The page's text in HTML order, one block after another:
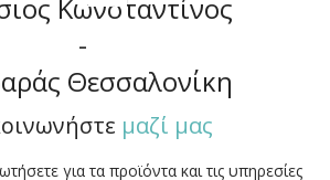
Κωνσταντίνος
-
Θεσσαλονίκη
μαζί μας
για τα προϊόντα και τις υπηρεσίες